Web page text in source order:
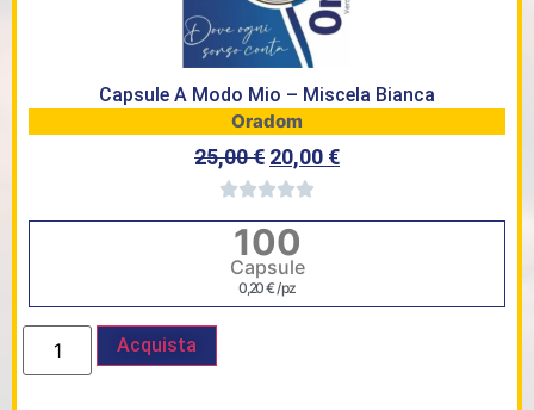
Capsule A Modo Mio – Miscela Bianca
Oradom
25,00€ 20,00 €
100
Capsule
0,20€/ pz
Acquista